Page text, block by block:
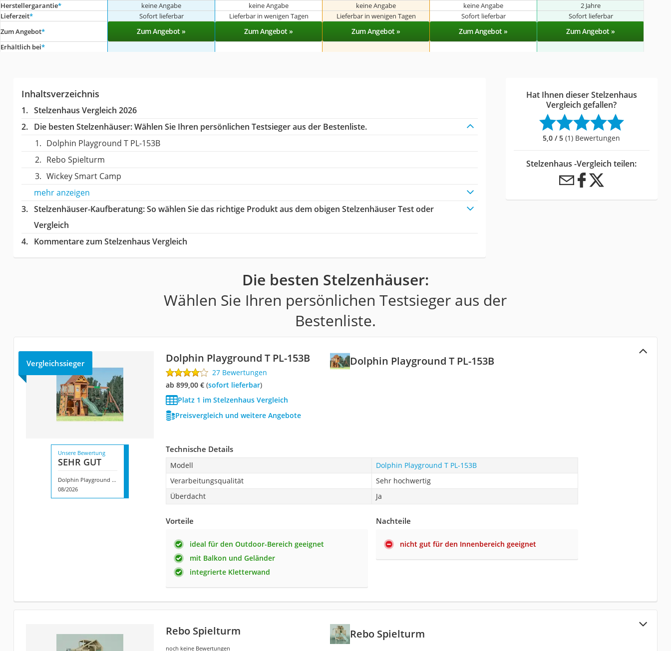
Herstellergarantie* keine Angabe keine Angabe keine Angabe keine Angabe
2 Jahre
Lieferzeit* Sofort lieferbar Lieferbar in wenigen Tagen Lieferbar in wenigen Tagen Sofort lieferbar
Sofort lieferbar
Zum Angebot* Zum Angebot » Zum Angebot » Zum Angebot » Zum Angebot » Zum Angebot »
Erhältlich bei*
Inhaltsverzeichnis
Stelzenhaus Vergleich 2026
Die besten Stelzenhäuser:Wählen Sie Ihren persönlichen Testsieger aus der Bestenliste.
Dolphin Playground T PL-153B
Rebo Spielturm
Wickey Smart Camp
mehr anzeigen
Stelzenhäuser-Kaufberatung: So wählen Sie das richtige Produkt aus dem obigen Stelzenhäuser Test oder
Vergleich
Kommentare zum Stelzenhaus Vergleich
Hat Ihnen dieser Stelzenhaus
Vergleich gefallen?
5,0 / 5 (1) Bewertungen
Stelzenhaus -Vergleich teilen:
Die besten Stelzenhäuser:
Wählen Sie Ihren persönlichen Testsieger aus der
Bestenliste.
Dolphin Playground T PL-153B
Vergleichssieger Dolphin Playground T PL-153B
27 Bewertungen
ab 899,00 €( Sofort lieferbar)
Platz 1 im Stelzenhaus Vergleich
Preisvergleich und weitere Angebote
Unsere Bewertung
SEHR GUT
Dolphin Playground T PL-153B
08/2026
Technische Details
Modell
Dolphin Playground T PL-153B
Verarbeitungsqualität
Sehr hochwertig
Überdacht
Ja
Vorteile
ideal für den Outdoor-Bereich geeignet
mit Balkon und Geländer
integrierte Kletterwand
Nachteile
nicht gut für den Innenbereich geeignet
Rebo Spielturm
Rebo Spielturm
noch keine Bewertungen